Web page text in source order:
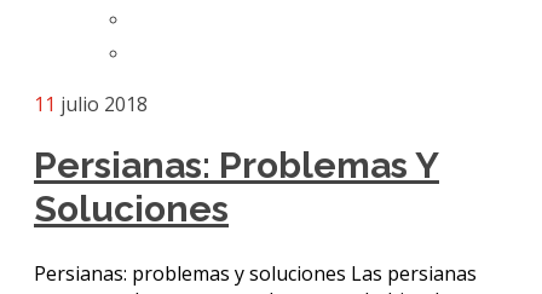
11 julio 2018
Persianas: Problemas Y
Soluciones
Persianas: problemas y soluciones Las persianas